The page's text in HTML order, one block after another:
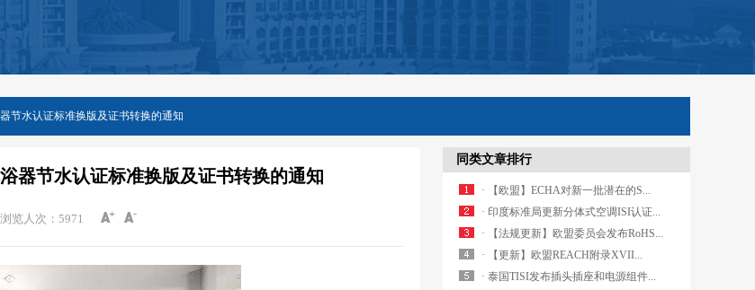
节水认证标准换版及证书转换的通知
器节水认证标准换版及证书转换的通知
浏览人次： 5971
同类文章排行
· 【欧盟】ECHA对新一批潜在的S...
· 印度标准局更新分体式空调ISI认证...
· 【法规更新】欧盟委员会发布RoHS...
· 【更新】欧盟REACH附录XVII...
· 泰国TISI发布插头插座和电源组件...